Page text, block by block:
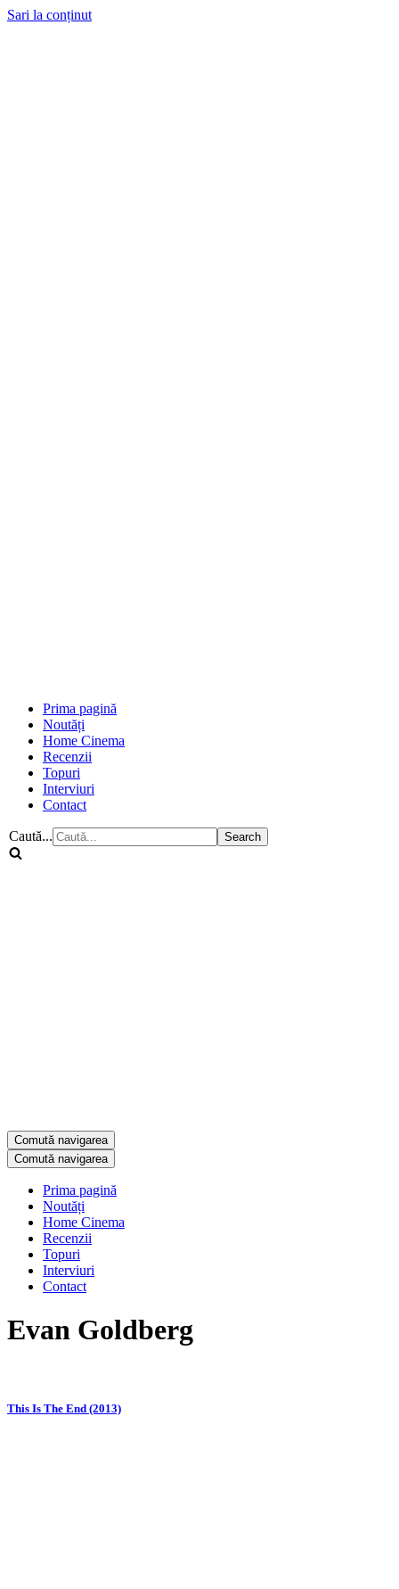
Sari la conținut
Prima pagină
Noutăți
Home Cinema
Recenzii
Topuri
Interviuri
Contact
Caută...
Comută navigarea
Comută navigarea
Prima pagină
Noutăți
Home Cinema
Recenzii
Topuri
Interviuri
Contact
Evan Goldberg
This Is The End (2013)